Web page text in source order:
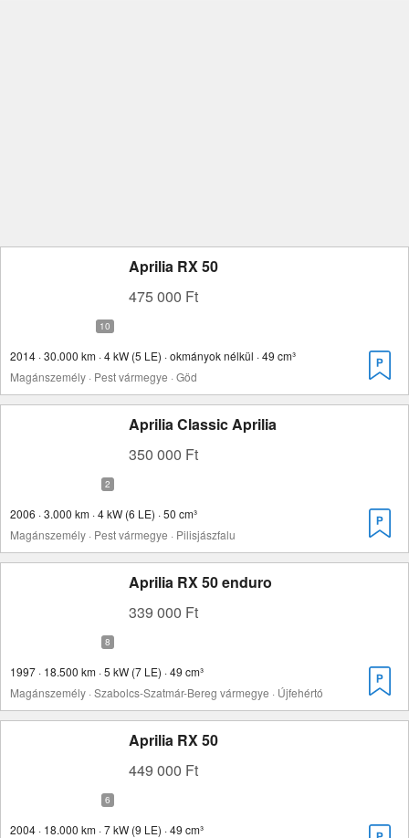
Aprilia RX 50
475 000 Ft
2014 · 30.000 km · 4 kW (5 LE) · okmányok nélkül · 49 cm³
Magánszemély · Pest vármegye · Göd
Aprilia Classic Aprilia
350 000 Ft
2006 · 3.000 km · 4 kW (6 LE) · 50 cm³
Magánszemély · Pest vármegye · Pilisjászfalu
Aprilia RX 50 enduro
339 000 Ft
1997 · 18.500 km · 5 kW (7 LE) · 49 cm³
Magánszemély · Szabolcs-Szatmár-Bereg vármegye · Újfehértó
Aprilia RX 50
449 000 Ft
2004 · 18.000 km · 7 kW (9 LE) · 49 cm³